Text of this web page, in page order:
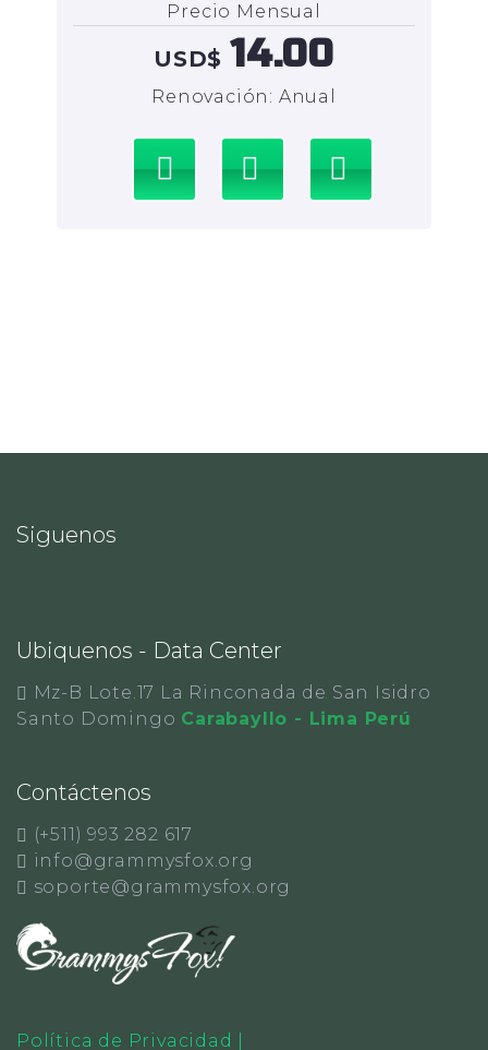
Precio Mensual
USD$ 14.00
Renovación: Anual
Siguenos
Ubiquenos - Data Center
Mz-B Lote.17 La Rinconada de San Isidro
Santo Domingo Carabayllo - Lima Perú
Contáctenos
(+511) 993 282 617
info@grammysfox.org
soporte@grammysfox.org
Política de Privacidad